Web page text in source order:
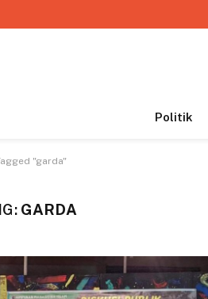
Politik
"garda"
GARDA